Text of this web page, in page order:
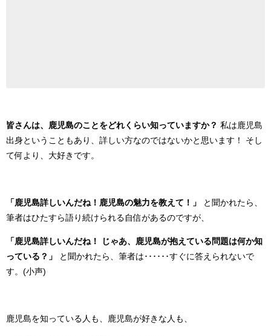
皆さんは、鹿児島のことをどれくらい知っていますか？ 私は鹿児島
出身ということもあり、詳しい方なのではないかと思います！
そし
て何より、大好きです。
「鹿児島詳しいんだね！鹿児島の魅力を教えて！」
と聞かれたら、
筆者はひたすら語り続けられる自信があるのですが、
「鹿児島詳しいんだね！
じゃあ、鹿児島が抱えている問題は何か知
っている？」
と聞かれたら、筆者は･･････すぐに答えられないで
す。(小声)
鹿児島を知っている人も、鹿児島が好きな人も、